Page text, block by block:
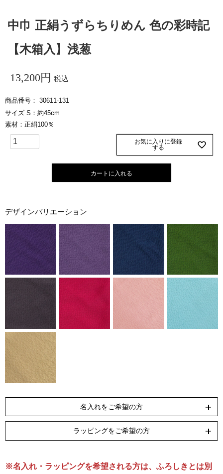
中巾 正絹うずらちりめん 色の彩時記
【木箱入】浅葱
13,200 税込
商品番号
30611-131
サイズ S：約45cm
素材：正絹100％
お気に入りに登録
する
カートに入れる
デザインバリエーション
名入れをご希望の方
ラッピングをご希望の方
リボン包装
のし包装
※名入れ・ラッピングを希望される方は、ふろしきとは別